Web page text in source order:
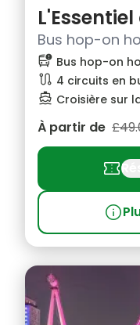
Bus hop-on
bus_alert Bus hop-on
route 4 circuits en
directions_boat Croisière sur
À partir de
confirmation_number
info